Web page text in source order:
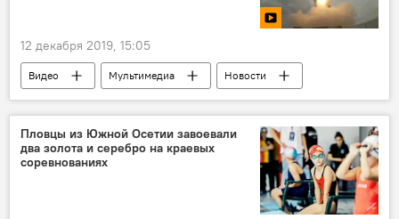
12 декабря 2019, 15:05
Видео Мультимедиа Новости
Пловцы из Южной Осетии завоевали
два золота и серебро на краевых
соревнованиях